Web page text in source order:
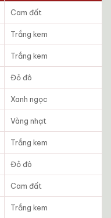
Cam đất
Trắng kem
Trắng kem
Đỏ đô
Xanh ngọc
Vàng nhạt
Trắng kem
Đỏ đô
Cam đất
Trắng kem